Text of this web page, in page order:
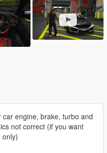
engine, brake, turbo and
not correct (if you want
only)